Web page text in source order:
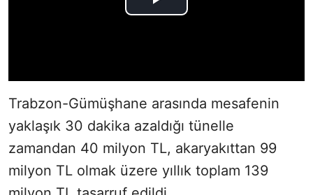
Trabzon-Gümüşhane arasında mesafenin
yaklaşık 30 dakika azaldığı tünelle
zamandan 40 milyon TL, akaryakıttan 99
milyon TL olmak üzere yıllık toplam 139